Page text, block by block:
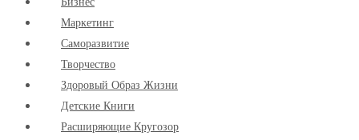
Маркетинг
Cаморазвитие
Творчество
Здоровый Образ Жизни
Детские Книги
Расширяющие Кругозор